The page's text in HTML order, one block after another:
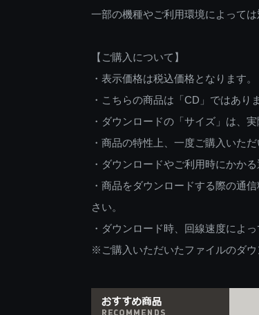
一部の機種やご利用環境によって
【ご購入について】
・表示価格は税込価格となります。
・こちらの商品は「CD」ではあり
・ダウンロードの「サイズ」は、
・商品の特性上、一度ご購入いた
・ダウンロードやご利用時にかか
・商品をダウンロードする際の通
さい。
・ダウンロード時、回線速度によ
※ご購入いただいたファイルのダウ